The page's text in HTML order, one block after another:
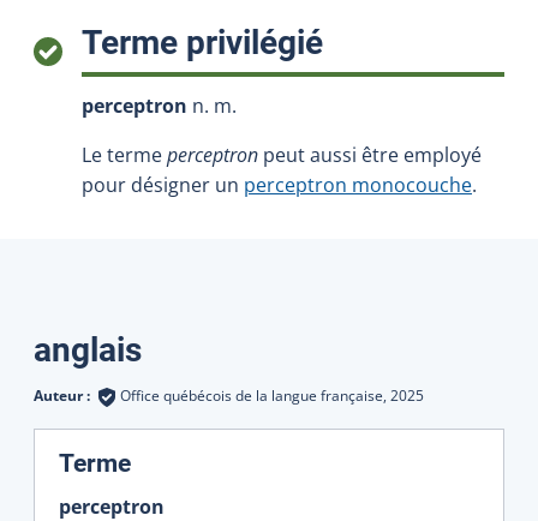
Terme privilégié:
perceptron n. m.
Le termeperceptron peut aussi être employé
pour désigner un perceptron monocouche.
Traductions
anglais
Auteur : Office québécois de la langue française, 2025
Terme:
perceptron